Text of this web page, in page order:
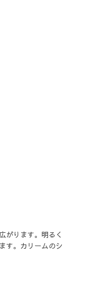
がります。明るく
す。カリームのシ